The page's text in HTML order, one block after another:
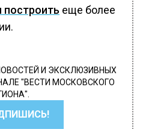
построить еще более
И ЭКСКЛЮЗИВНЫХ
"ВЕСТИ МОСКОВСКОГО